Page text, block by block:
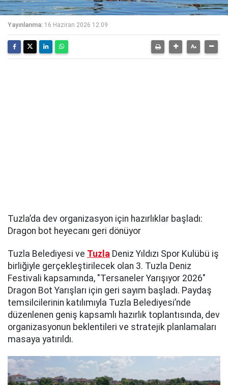
Yayınlanma: 16 Haziran 2026 12:09
Tuzla’da dev organizasyon için hazırlıklar başladı:
Dragon bot heyecanı geri dönüyor
Tuzla Belediyesi ve Tuzla Deniz Yıldızı Spor Kulübü iş
birliğiyle gerçekleştirilecek olan 3. Tuzla Deniz
Festivali kapsamında, "Tersaneler Yarışıyor 2026"
Dragon Bot Yarışları için geri sayım başladı. Paydaş
temsilcilerinin katılımıyla Tuzla Belediyesi’nde
düzenlenen geniş kapsamlı hazırlık toplantısında, dev
organizasyonun beklentileri ve stratejik planlamaları
masaya yatırıldı.